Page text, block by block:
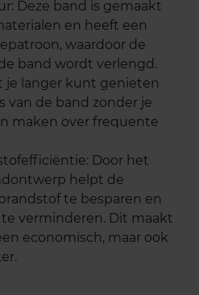
Deze band is gemaakt
en heeft een
waardoor de
band wordt verlengd.
je langer kunt genieten
van de band zonder je
maken over frequente
Door het
helpt de
te besparen en
verminderen. Dit maakt
economisch, maar ook